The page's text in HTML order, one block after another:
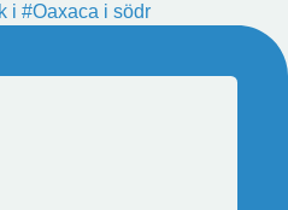
i #Oaxaca i södr